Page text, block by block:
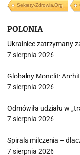
Sekrety-Zdrowia.org
POLONIA
Ukrainiec zatrzymany
7 sierpnia 2026
Globalny Monolit:
7 sierpnia 2026
Odmówiła udziału w
7 sierpnia 2026
Spirala milczenia –
7 sierpnia 2026